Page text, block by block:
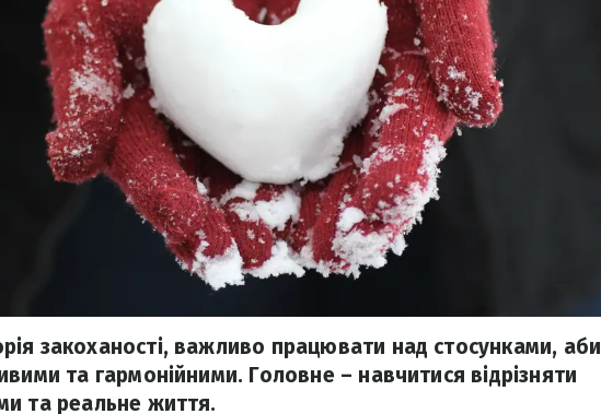
закоханості, важливо працювати над стосунками, аби
та гармонійними. Головне – навчитися відрізняти
та реальне життя.